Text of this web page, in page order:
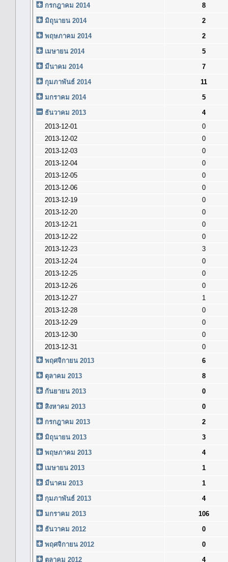
กรกฎาคม 2014
8
มิถุนายน 2014
2
พฤษภาคม 2014
2
เมษายน 2014
5
มีนาคม 2014
7
กุมภาพันธ์ 2014
11
มกราคม 2014
5
ธันวาคม 2013
4
2013-12-01
0
2013-12-02
0
2013-12-03
0
2013-12-04
0
2013-12-05
0
2013-12-06
0
2013-12-19
0
2013-12-20
0
2013-12-21
0
2013-12-22
0
2013-12-23
3
2013-12-24
0
2013-12-25
0
2013-12-26
0
2013-12-27
1
2013-12-28
0
2013-12-29
0
2013-12-30
0
2013-12-31
0
พฤศจิกายน 2013
6
ตุลาคม 2013
8
กันยายน 2013
0
สิงหาคม 2013
0
กรกฎาคม 2013
2
มิถุนายน 2013
3
พฤษภาคม 2013
4
เมษายน 2013
1
มีนาคม 2013
1
กุมภาพันธ์ 2013
4
มกราคม 2013
106
ธันวาคม 2012
0
พฤศจิกายน 2012
0
ตุลาคม 2012
4